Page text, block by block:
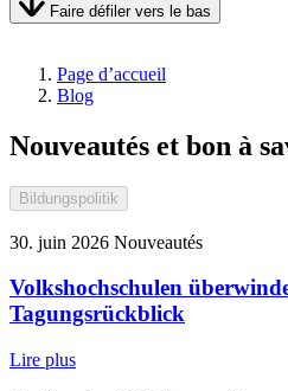
Faire défiler vers le bas
Page d’accueil
Blog
Nouveautés et bon à
Bildungspolitik
30. juin 2026 Nouveautés
Volkshochschulen
Tagungsrückblick
Lire plus